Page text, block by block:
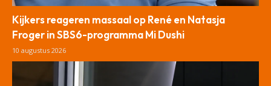
Kijkers reageren massaal op René en Natasja
Froger in SBS6-programma Mi Dushi
10 augustus 2026